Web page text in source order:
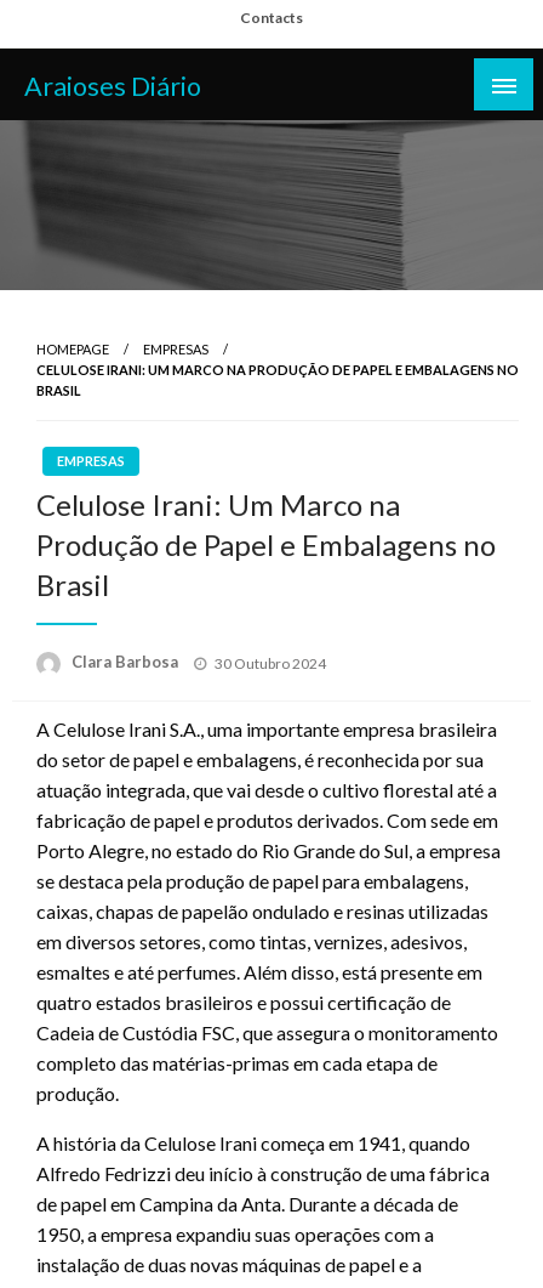
to
content
Contacts
Araioses Diário
HOMEPAGE
EMPRESAS
CELULOSE IRANI: UM MARCO NA PRODUÇÃO DE PAPEL E EMBALAGENS NO
BRASIL
EMPRESAS
Celulose Irani: Um Marco na
Produção de Papel e Embalagens no
Brasil
Clara Barbosa
Posted
30 Outubro 2024
A Celulose Irani S.A., uma importante empresa brasileira
do setor de papel e embalagens, é reconhecida por sua
atuação integrada, que vai desde o cultivo florestal até a
fabricação de papel e produtos derivados. Com sede em
Porto Alegre, no estado do Rio Grande do Sul, a empresa
se destaca pela produção de papel para embalagens,
caixas, chapas de papelão ondulado e resinas utilizadas
em diversos setores, como tintas, vernizes, adesivos,
esmaltes e até perfumes. Além disso, está presente em
quatro estados brasileiros e possui certificação de
Cadeia de Custódia FSC, que assegura o monitoramento
completo das matérias-primas em cada etapa de
produção.
A história da Celulose Irani começa em 1941, quando
Alfredo Fedrizzi deu início à construção de uma fábrica
de papel em Campina da Anta. Durante a década de
1950, a empresa expandiu suas operações com a
instalação de duas novas máquinas de papel e a